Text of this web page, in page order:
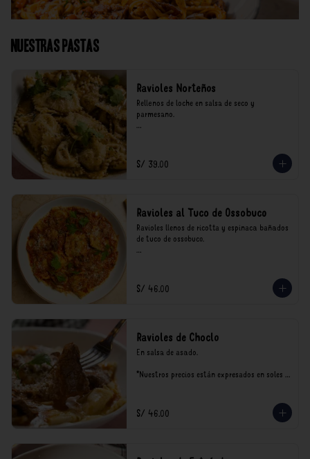
Nuestras Pastas
Ravioles Norteños
Rellenos de loche en salsa de seco y
parmesano.
consumo.
S/ 39.00
Ravioles al Tuco de Ossobuco
Ravioles llenos de ricotta y espinaca bañados
de tuco de ossobuco.
consumo.
S/ 46.00
Ravioles de Choclo
En salsa de asado.
*Nuestros precios están expresados en soles e
S/ 46.00